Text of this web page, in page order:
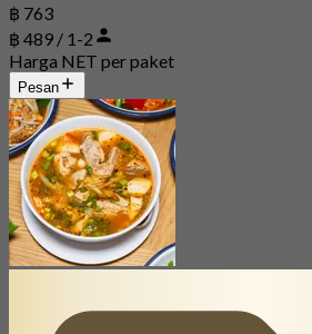
฿ 763
฿ 489 / 1-2
Harga NET per paket
Pesan